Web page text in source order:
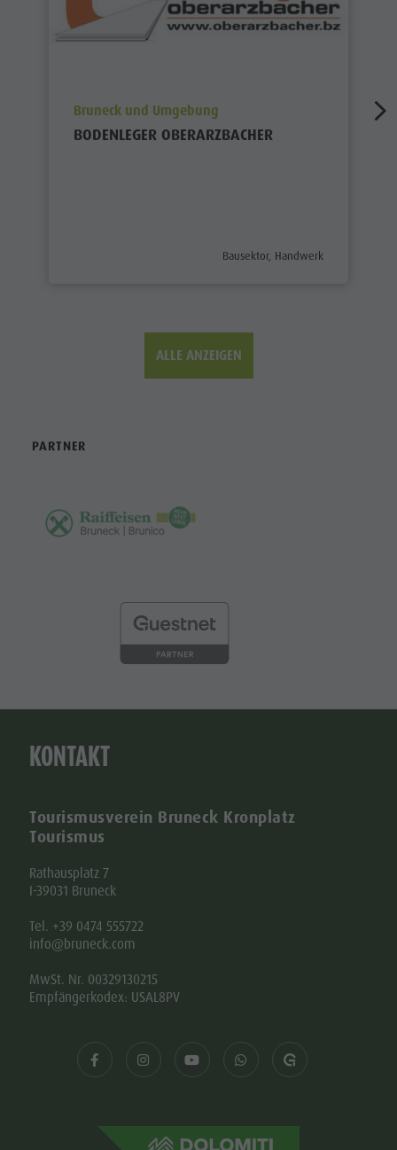
aria.poi_location_prefix
Bruneck und Umgebung
BODENLEGER OBERARZBACHER
aria.poi_category_prefix
Bausektor, Handwerk
ALLE ANZEIGEN
PARTNER
KONTAKT
Tourismusverein Bruneck Kronplatz
Tourismus
Rathausplatz 7
I-39031 Bruneck
Tel. +39 0474 555722
info@bruneck.com
MwSt. Nr. 00329130215
Empfängerkodex: USAL8PV